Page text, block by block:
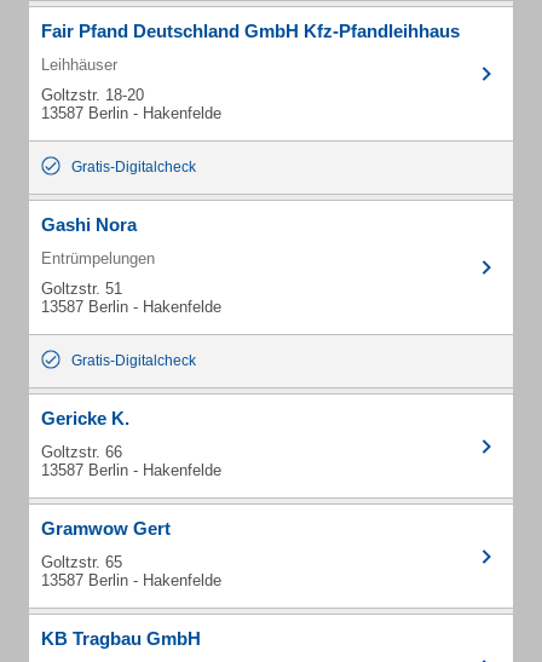
Fair Pfand Deutschland GmbH Kfz-Pfandleihhaus
Leihhäuser
Goltzstr. 18-20
13587 Berlin - Hakenfelde
Gratis-Digitalcheck
Gashi Nora
Entrümpelungen
Goltzstr. 51
13587 Berlin - Hakenfelde
Gratis-Digitalcheck
Gericke K.
Goltzstr. 66
13587 Berlin - Hakenfelde
Gramwow Gert
Goltzstr. 65
13587 Berlin - Hakenfelde
KB Tragbau GmbH